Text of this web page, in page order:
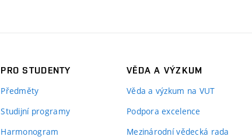
PRO STUDENTY
Předměty
Studijní programy
Harmonogram
VĚDA A VÝZKUM
Věda a výzkum na VUT
Podpora excelence
Mezinárodní vědecká rada